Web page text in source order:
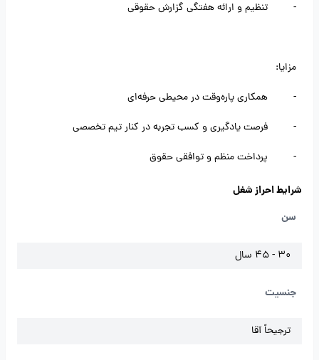
- تنظیم و ارائه هفتگی گزارش حقوقی
مزایا:
- همکاری پاره‌وقت در محیطی حرفه‌ای
- فرصت یادگیری و کسب تجربه در کنار تیم تخصصی
- پرداخت منظم و توافقی حقوق
شرایط احراز شغل
سن
30 - 45 سال
جنسیت
ترجیحاً آقا